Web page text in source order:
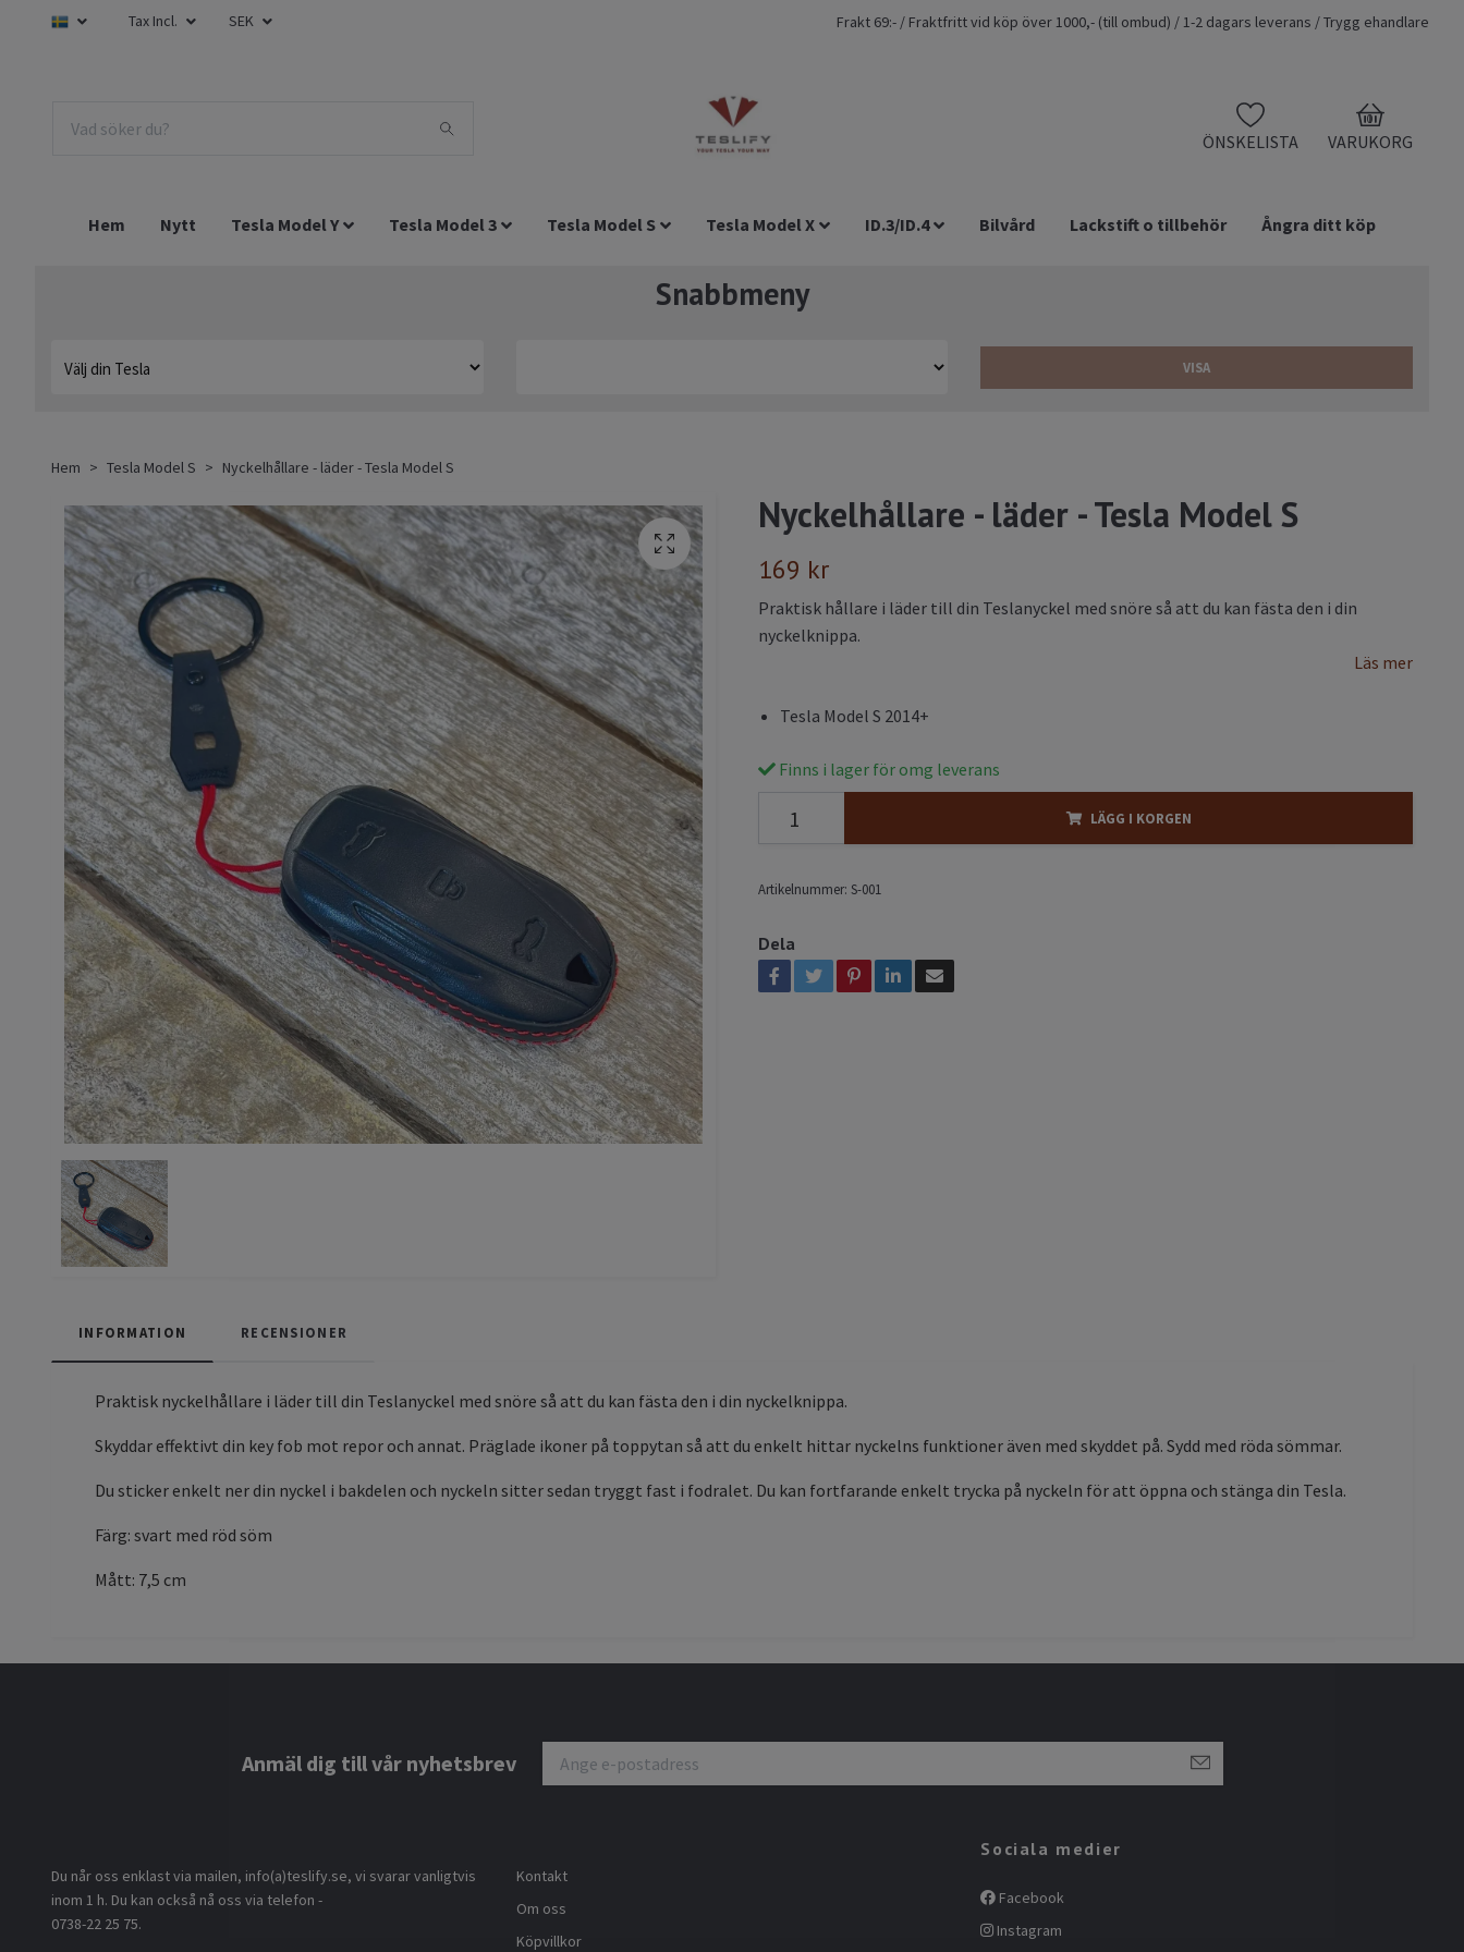
Tax Incl. SEK Frakt 69:- / Fraktfritt vid köp över 1000,- (till ombud) / 1-2 dagars leverans / Trygg ehandlare
ÖNSKELISTA
0
VARUKORG
Hem Nytt Tesla Model Y Tesla Model 3 Tesla Model S Tesla Model X ID.3/ID.4 Bilvård Lackstift o tillbehör Ångra ditt köp
Snabbmeny
VISA
Hem Tesla Model S Nyckelhållare - läder - Tesla Model S
Nyckelhållare - läder - Tesla Model S
169 kr
Praktisk hållare i läder till din Teslanyckel med snöre så att du kan fästa den i din
nyckelknippa.
Läs mer
Tesla Model S 2014+
Finns i lager för omg leverans
LÄGG I KORGEN
Artikelnummer: S-001
Dela
INFORMATION RECENSIONER
Praktisk nyckelhållare i läder till din Teslanyckel med snöre så att du kan fästa den i din nyckelknippa.
Skyddar effektivt din key fob mot repor och annat. Präglade ikoner på toppytan så att du enkelt hittar nyckelns funktioner även med skyddet på. Sydd med röda sömmar.
Du sticker enkelt ner din nyckel i bakdelen och nyckeln sitter sedan tryggt fast i fodralet. Du kan fortfarande enkelt trycka på nyckeln för att öppna och stänga din Tesla.
Färg: svart med röd söm
Mått: 7,5 cm
Anmäl dig till vår nyhetsbrev
Du når oss enklast via mailen, info(a)teslify.se, vi svarar vanligtvis
inom 1 h. Du kan också nå oss via telefon -
0738-22 25 75.
Kontakt
Om oss
Köpvillkor
Sociala medier
Facebook
Instagram